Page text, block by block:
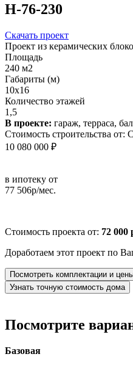
Н-76-230
Скачать проект
Проект из керамических
Площадь
240 м2
Габариты (м)
10x16
Количество этажей
1,5
В проекте: гараж, терраса,
Стоимость строительства от:
10 080 000 ₽
в ипотеку от
77 506р/мес.
Стоимость проекта от: 72 000
Доработаем этот проект по
Посмотреть комплектации и
Узнать точную стоимость дома
Посмотрите
Базовая